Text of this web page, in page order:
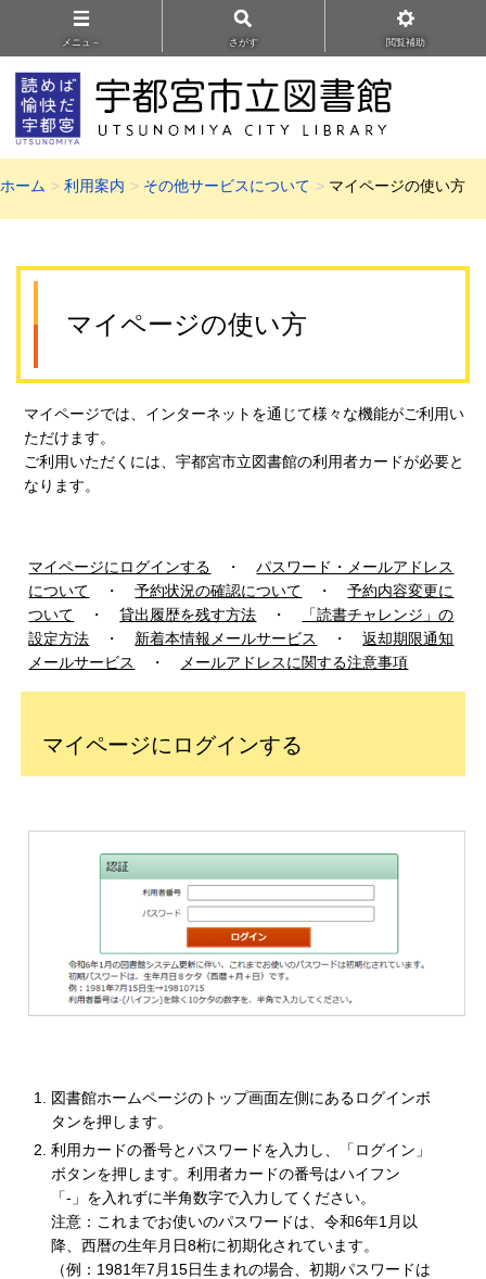
メニュ－ さがす 閲覧補助
ホーム 利用案内 その他サービスについて マイページの使い方
マイページの使い方
マイページでは、インターネットを通じて様々な機能がご利用い
ただけます。
ご利用いただくには、宇都宮市立図書館の利用者カードが必要と
なります。
マイページにログインする ・パスワード・メールアドレス
について ・予約状況の確認について ・予約内容変更に
ついて ・貸出履歴を残す方法 ・
「読書チャレンジ」の
設定方法 ・ 新着本情報メールサービス ・返却期限通知
メールサービス
・ メールアドレスに関する注意事項
マイページにログインする
図書館ホームページのトップ画面左側にあるログインボ
タンを押します。
利用カードの番号とパスワードを入力し、「ログイン」
ボタンを押します。利用者カードの番号はハイフン
「-」を入れずに半角数字で入力してください。
注意：これまでお使いのパスワードは、令和6年1月以
降、西暦の生年月日8桁に初期化されています。
（例：1981年7月15日生まれの場合、初期パスワードは